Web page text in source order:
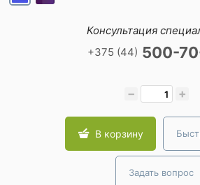
Консультация
+375 (44) 500-
− +
В корзину
Задать вопрос